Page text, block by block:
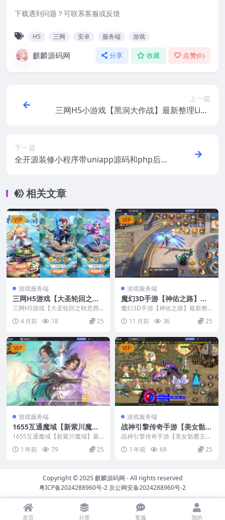
下载遇到问题？可联系客服或反馈
H5 三网 安卓 服务端 游戏
麒麟源码网 分享 收藏 点赞(0)
上一篇
三网H5小游戏【黑洞大作战】最新整理Linu
下一篇
全开源装修小程序带uniapp源码和php后端
相关文章
VIP
游戏服务端
三网H5游戏【大圣轮回之秋
意西游H5平台币内购版】最
新整理CentOS手工服务端+G
M加币后台+GM授权后台+安
卓+视频教程
三网H5游戏【大圣轮回之秋意西
游H5平台币内购版】最新整理Cen
tOS手工服务端...
4 月前 18 25
VIP
游戏服务端
魔幻3D手游【神佑之路】最
新整理CentOS手工服务端
+安卓苹果双端+新版GM授权
后台+视频教程
魔幻3D手游【神佑之路】最新整
理CentOS手工服务端+安卓苹果双
端+新版GM授...
11 月前 36 25
VIP
游戏服务端
1655互通魔域【新紫川魔
域】最新整理Win系半手工服
务端+本地验证+本地注册+全
套工具+安卓+视频教程
1655互通魔域【新紫川魔域】最
新整理Win系半手工服务端+本地
验证+本地注册+...
1 年前 79 25
VIP
游戏服务端
战神引擎传奇手游【美女骷髅
王单职业十大陆-白猪3】最新
整理Win手工服务端+安卓苹
果双端+GM后台+视频教程
战神引擎传奇手游【美女骷髅王单
职业十大陆-白猪3】最新整理Win
手工服务端+安卓...
1 年前 68 25
Copyright © 2025 麒麟源码网 - All rights reserved
粤ICP备2024288960号-2京公网安备2024288960号-2
首页 分类 客服 我的